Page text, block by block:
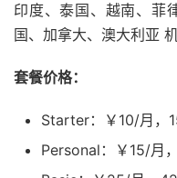
印度、泰国、越南、菲
国、加拿大、澳大利亚 机
套餐价格：
Starter：￥10/月，
Personal：￥15/月